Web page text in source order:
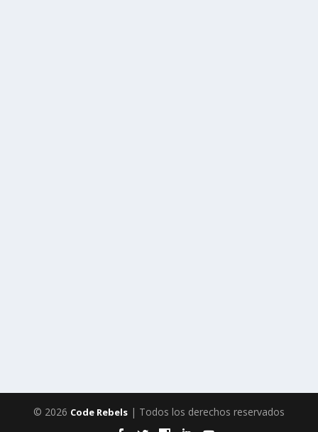
© 2026 Code Rebels | Todos los derechos reservados